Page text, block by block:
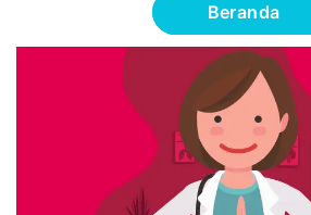
Beranda